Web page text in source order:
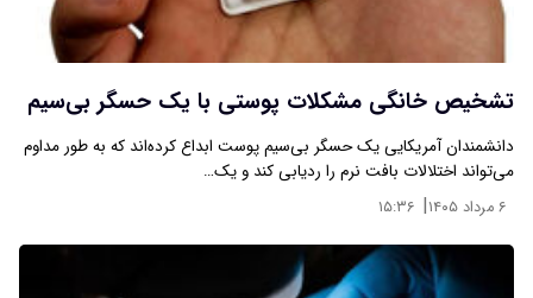
تشخیص خانگی مشکلات پوستی با یک حسگر بی‌سیم
دانشمندان آمریکایی یک حسگر بی‌سیم پوست ابداع کرده‌اند که به طور مداوم
می‌تواند اختلالات بافت نرم را ردیابی کند و یک…
۶ مرداد ۱۴۰۵ | ۱۵:۳۶